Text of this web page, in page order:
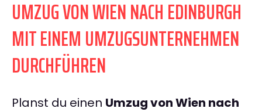
UMZUG VON WIEN NACH EDINBURGH
MIT EINEM UMZUGSUNTERNEHMEN
DURCHFÜHREN
Planst du einen Umzug von Wien nach